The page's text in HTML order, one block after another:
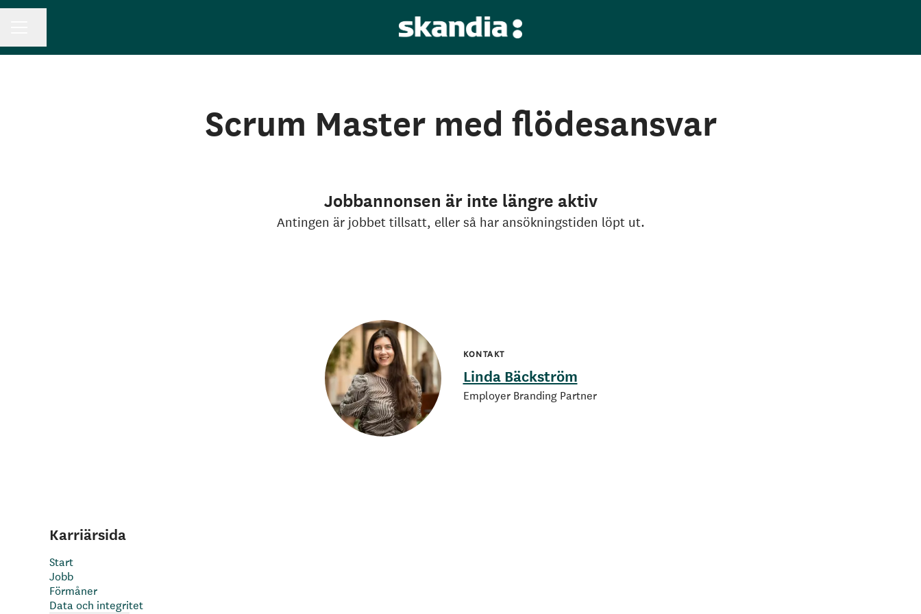
Scrum Master med flödesansvar
Jobbannonsen är inte längre aktiv
Antingen är jobbet tillsatt, eller så har ansökningstiden löpt ut.
KONTAKT
Linda Bäckström
Employer Branding Partner
Karriärsida
Start
Jobb
Förmåner
Data och integritet